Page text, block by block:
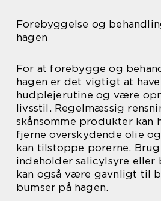
Forebyggelse og
hagen
For at forebygge og
hagen er det vigtigt at
hudplejerutine og være
livsstil. Regelmæssig
skånsomme produkter kan
fjerne overskydende olie
kan tilstoppe porerne.
indeholder salicylsyre eller
kan også være gavnligt til
bumser på hagen.